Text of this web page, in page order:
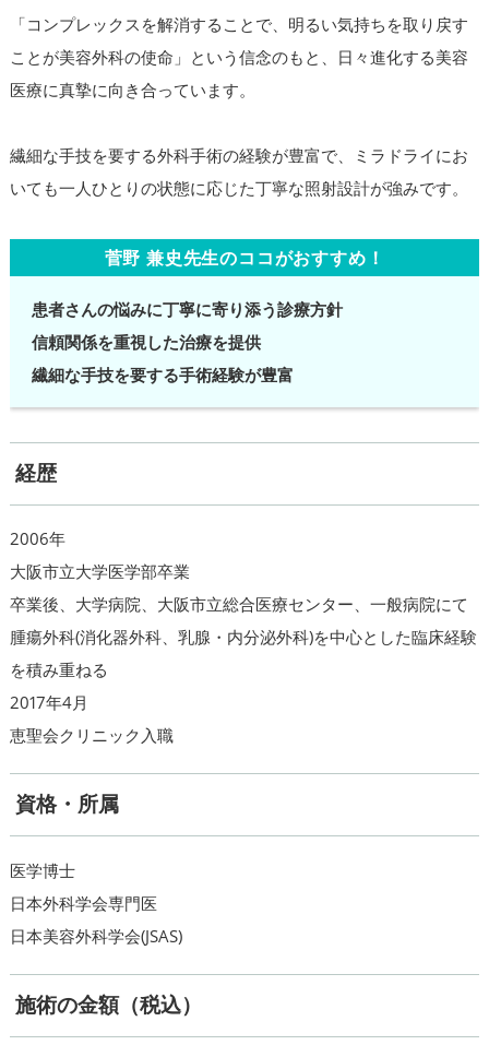
「コンプレックスを解消することで、明るい気持ちを取り戻す
ことが美容外科の使命」という信念のもと、日々進化する美容
医療に真摯に向き合っています。
繊細な手技を要する外科手術の経験が豊富で、ミラドライにお
いても一人ひとりの状態に応じた丁寧な照射設計が強みです。
菅野 兼史先生のココがおすすめ！
患者さんの悩みに丁寧に寄り添う診療方針
信頼関係を重視した治療を提供
繊細な手技を要する手術経験が豊富
経歴
2006年
大阪市立大学医学部卒業
卒業後、大学病院、大阪市立総合医療センター、一般病院にて
腫瘍外科(消化器外科、乳腺・内分泌外科)を中心とした臨床経験
を積み重ねる
2017年4月
恵聖会クリニック入職
資格・所属
医学博士
日本外科学会専門医
日本美容外科学会(JSAS)
施術の金額（税込）